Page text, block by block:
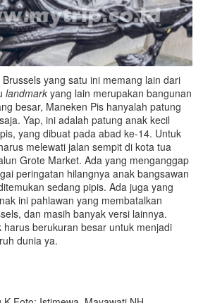
Brussels yang satu ini memang lain dari
landmark yang lain merupakan bangunan
besar, Maneken Pis hanyalah patung
Yap, ini adalah patung anak kecil
yang dibuat pada abad ke-14. Untuk
melewati jalan sempit di kota tua
Grote Market. Ada yang menganggap
peringatan hilangnya anak bangsawan
sedang pipis. Ada juga yang
ini pahlawan yang membatalkan
dan masih banyak versi lainnya.
harus berukuran besar untuk menjadi
dunia ya.